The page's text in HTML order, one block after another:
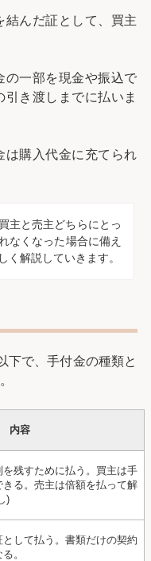
結んだ証として、買主
の一部を現金や振込で
き渡しまでに払いま
は購入代金に充てられ
主と売主どちらにとっ
なくなった場合に備え
く解説していきます。
下で、手付金の種類と
内容
残すために払う。買主は手
る。売主は倍額を払って解
)
して払う。書類だけの契約
。